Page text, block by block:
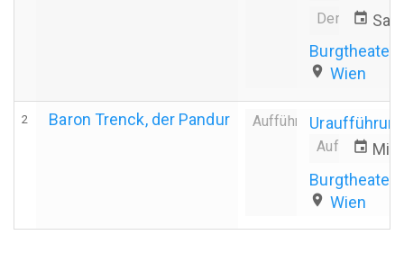
Derniere
event
Burgtheater
place Wien
2 Baron Trenck, der Pandur Aufführung
event Mi.,
Burgtheater
place Wien